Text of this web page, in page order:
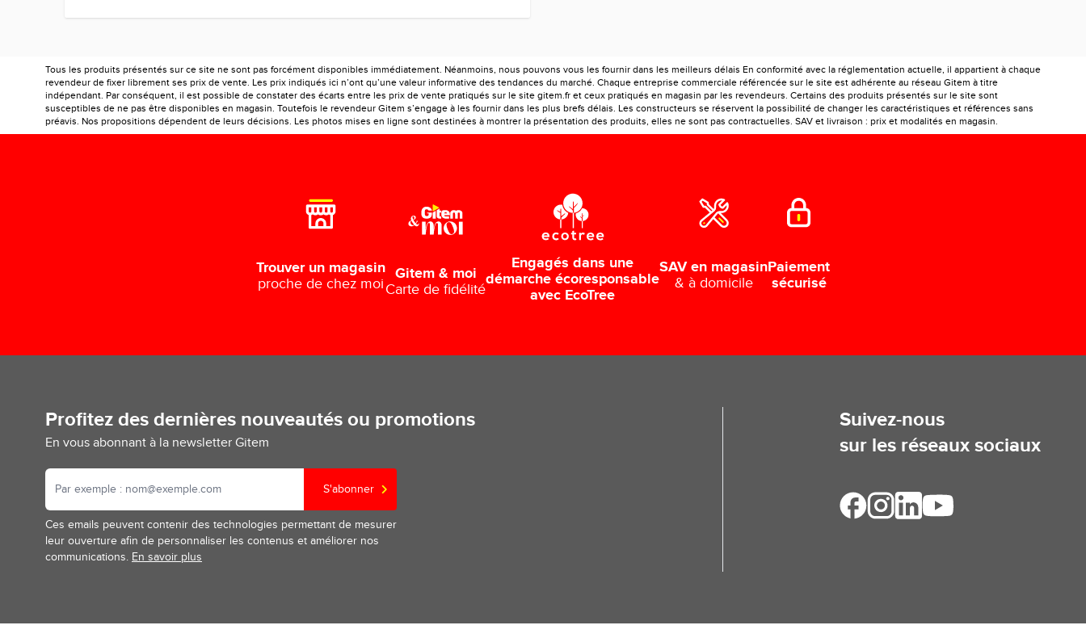
Tous les produits présentés sur ce site ne sont pas forcément disponibles immédiatement. Néanmoins, nous pouvons vous les fournir dans les meilleurs délais En conformité avec la réglementation actuelle, il appartient à chaque
revendeur de fixer librement ses prix de vente. Les prix indiqués ici n’ont qu’une valeur informative des tendances du marché. Chaque entreprise commerciale référencée sur le site est adhérente au réseau Gitem à titre
indépendant. Par conséquent, il est possible de constater des écarts entre les prix de vente pratiqués sur le site gitem.fr et ceux pratiqués en magasin par les revendeurs. Certains des produits présentés sur le site sont
susceptibles de ne pas être disponibles en magasin. Toutefois le revendeur Gitem s’engage à les fournir dans les plus brefs délais. Les constructeurs se réservent la possibilité de changer les caractéristiques et références sans
préavis. Nos propositions dépendent de leurs décisions. Les photos mises en ligne sont destinées à montrer la présentation des produits, elles ne sont pas contractuelles. SAV et livraison : prix et modalités en magasin.
Trouver un magasin
proche de chez moi
Gitem & moi
Carte de fidélité
Engagés dans une
démarche écoresponsable
avec EcoTree
SAV en magasin
& à domicile
Paiement
sécurisé
Profitez des dernières nouveautés ou promotions
En vous abonnant à la newsletter Gitem
S'abonner
Ces emails peuvent contenir des technologies permettant de mesurer
leur ouverture afin de personnaliser les contenus et améliorer nos
communications. En savoir plus
Suivez-nous
sur les réseaux sociaux